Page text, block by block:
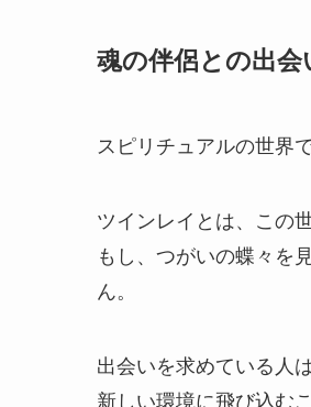
魂の伴侶との出会
スピリチュアルの世界
ツインレイとは、この
もし、つがいの蝶々を
ん。
出会いを求めている人
新しい環境に飛び込む